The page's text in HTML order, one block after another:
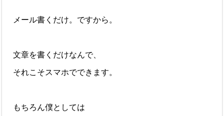
メール書くだけ。ですから。
文章を書くだけなんで、
それこそスマホでできます。
もちろん僕としては